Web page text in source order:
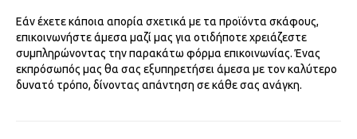
Εάν έχετε κάποια απορία σχετικά με τα προϊόντα σκάφους,
επικοινωνήστε άμεσα μαζί μας για οτιδήποτε χρειάζεστε
συμπληρώνοντας την παρακάτω φόρμα επικοινωνίας. Ένας
εκπρόσωπός μας θα σας εξυπηρετήσει άμεσα με τον καλύτερο
δυνατό τρόπο, δίνοντας απάντηση σε κάθε σας ανάγκη.